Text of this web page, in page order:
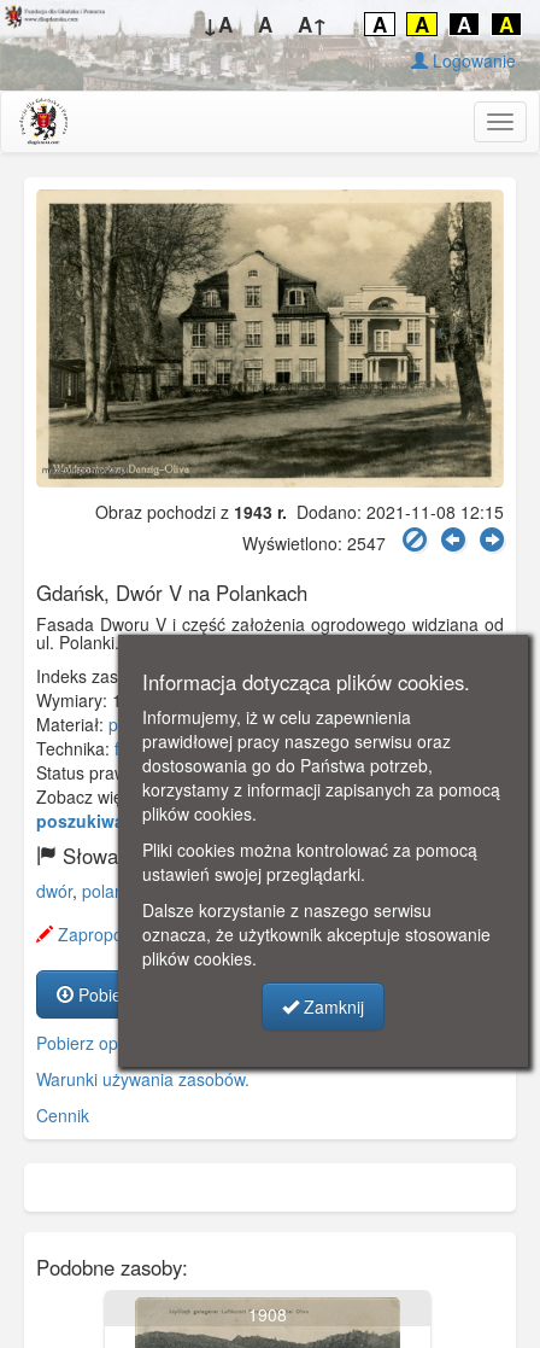
↓A A A↑ A A A A
Logowanie
Obraz pochodzi z 1943 r. Dodano: 2021-11-08 12:15
Wyświetlono: 2547
Gdańsk, Dwór V na Polankach
Fasada Dworu V i część założenia ogrodowego widziana od
ul. Polanki.
Indeks zasobu:GSP01393
Wymiary: 142 x 92 mm
Materiał: pocztówka
Technika: fotografia czarno-biała
Status prawny:Użycie Niekomercyjne
Zobacz więcej:https://www.gdanskstrefa.com/oliwa-w-
poszukiwaniu-tajemnic-przeszlosci-cz-61/
Słowa kluczowe:
dwór, polanki
Zaproponuj zmianę opisu.
Pobierz zasób
Pobierz opis
Warunki używania zasobów.
Cennik
Podobne zasoby:
1908
Informacja dotycząca plików cookies.
Informujemy, iż w celu zapewnienia
prawidłowej pracy naszego serwisu oraz
dostosowania go do Państwa potrzeb,
korzystamy z informacji zapisanych za pomocą
plików cookies.
Pliki cookies można kontrolować za pomocą
ustawień swojej przeglądarki.
Dalsze korzystanie z naszego serwisu
oznacza, że użytkownik akceptuje stosowanie
plików cookies.
Zamknij